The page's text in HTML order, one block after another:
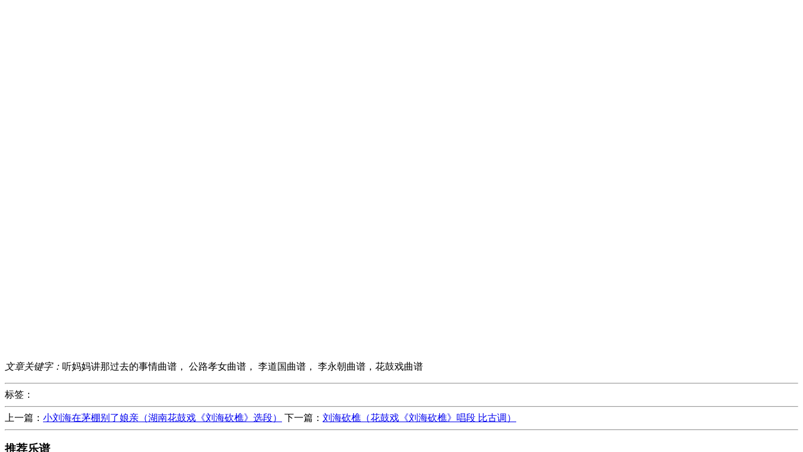
文章关键字： 听妈妈讲那过去的事情曲谱， 公路孝女曲谱， 李道国曲谱， 李永朝曲谱，花鼓戏曲谱
标签：
上一篇： 小刘海在茅棚别了娘亲（湖南花鼓戏《刘海砍樵》选段） 下一篇： 刘海砍樵（花鼓戏《刘海砍樵》唱段 比古调）
推荐乐谱